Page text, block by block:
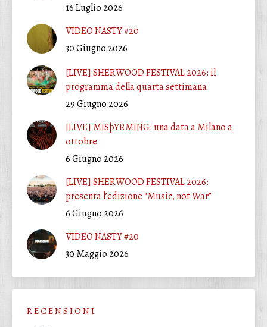
16 Luglio 2026
VIDEO NASTY #20
30 Giugno 2026
[LIVE] SHERWOOD FESTIVAL 2026: il
programma della quarta settimana
29 Giugno 2026
[LIVE] MISþYRMING: una data a Milano a
ottobre
6 Giugno 2026
[LIVE] SHERWOOD FESTIVAL 2026:
presenta l’edizione “Music, not War”
6 Giugno 2026
VIDEO NASTY #20
30 Maggio 2026
R E C E N S I O N I